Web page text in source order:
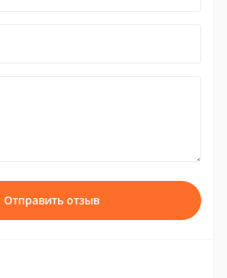
Отправить отзыв